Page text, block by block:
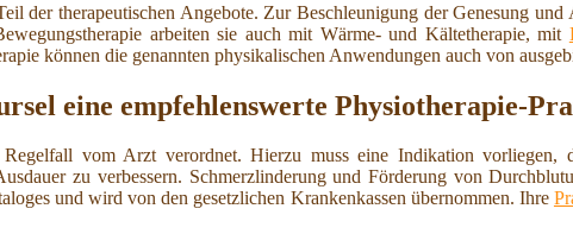
der therapeutischen Angebote. Zur Beschleunigung der Genesung
arbeiten sie auch mit Wärme- und Kältetherapie, mit
können die genannten physikalischen Anwendungen auch von
eine empfehlenswerte Physiotherapie-
vom Arzt verordnet. Hierzu muss eine Indikation vorliegen,
zu verbessern. Schmerzlinderung und Förderung von
und wird von den gesetzlichen Krankenkassen übernommen. Ihre